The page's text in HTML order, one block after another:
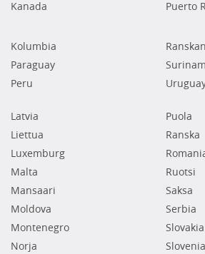
Kanada
Puerto
Kolumbia
Paraguay
Peru
Latvia
Liettua
Luxemburg
Malta
Mansaari
Moldova
Montenegro
Norja
Puola
Ranska
Ruotsi
Saksa
Serbia
Slovakia
Slovenia